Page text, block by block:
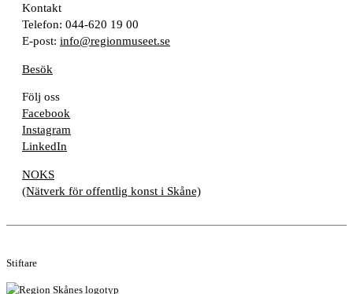
Kontakt
Telefon: 044-620 19 00
E-post: info@regionmuseet.se
Besök
Följ oss
Facebook
Instagram
LinkedIn
NOKS
(Nätverk för offentlig konst i Skåne)
Stiftare